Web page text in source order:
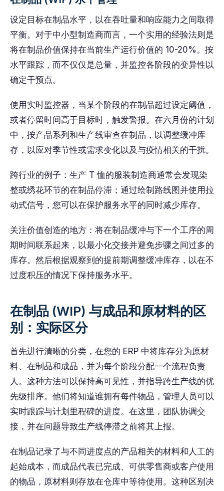
设定目标在制品水平，以在吞吐量和响应能力之间取得
平衡。对于中小型制造商而言，一个实用的经验法则是
将在制品价值保持在当前生产运行价值的 10-20%。按
水平跟踪，而不仅仅是总量，并监控各阶段的变异性以
确定干预点。
使用实时监控器，当某个阶段的在制品超过设定阈值，
或者停留时间高于目标时，触发警报。在六月份的计划
中，按产品系列和生产线审查在制品，以调整缓冲库
存，以应对季节性或需求变化以及与疫情相关的干扰。
跨行业的例子：生产 T 恤的服装制造商通常会发现染
整或绣花环节的在制品停滞；通过绘制路线图并使用拉
动式信号，您可以在保护服务水平的同时减少库存。
关注价值创造的地方：将在制品缓冲与下一个工序的周
期时间联系起来，以最小化交接并避免步骤之间过多的
库存。然后根据观察到的提前期调整缓冲库存，以在不
过度积压的情况下保持服务水平。
在制品 (WIP) 与成品和原材料的区
别：实际区分
首先进行清晰的分类，在您的 ERP 中将库存分为原材
料、在制品和成品，并为每个阶段分配一个流程负责
人。这种方法可以保持高可见性，并指导跨生产线的优
先级排序。他们将知道谁拥有每件物品，管理人员可以
实时跟踪与计划里程碑的进度。在这里，团队协调交
接，并在问题导致生产线停滞之前将其上报。
在制品记录了与不同进度点的产品相关的材料和人工的
起始成本，而成品代表已完成、可供零售商或客户使用
的物品，原材料则存放在仓库中等待使用。这种区别决